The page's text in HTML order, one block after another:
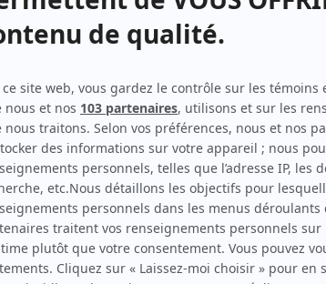
Antigang(Samuel Gendron2025)
Ravages (Caméraman Télé Nord
Bernard Guiol
L'âge adulte(Ouvrier)
Anticosti( Gilles Lemay)
Avant le crash (Pascal)
Aller simple(Martin)
La faille( Francis Morency2024 )
Steve Malouin 2019
Faits divers(Sableur Drolet)
Béliveau(Soigneur du Colisée)